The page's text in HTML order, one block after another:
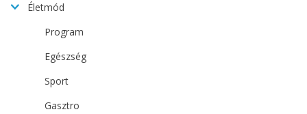
Életmód
Program
Egészség
Sport
Gasztro